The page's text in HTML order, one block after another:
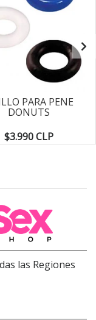
PARA PENE
DONUTS
$3.990 CLP
las Regiones